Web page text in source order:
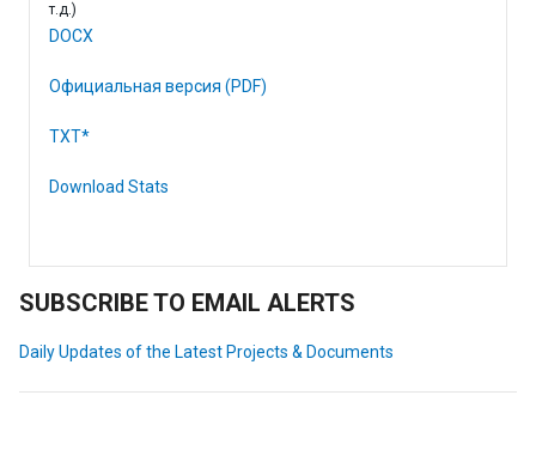
т.д.)
DOCX
Официальная версия (PDF)
TXT*
Download Stats
SUBSCRIBE TO EMAIL ALERTS
Daily Updates of the Latest Projects & Documents